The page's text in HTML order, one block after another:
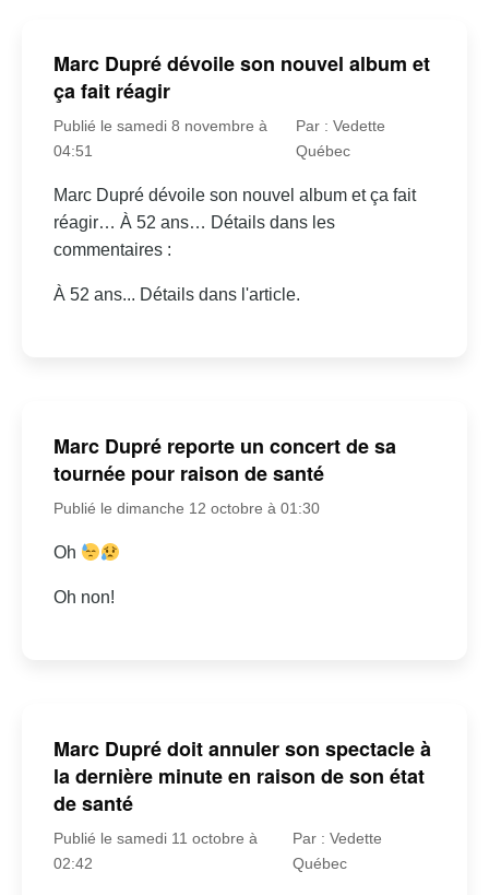
Marc Dupré dévoile son nouvel album et
ça fait réagir
Publié le samedi 8 novembre à
04:51
Par : Vedette
Québec
Marc Dupré dévoile son nouvel album et ça fait
réagir… À 52 ans… Détails dans les
commentaires :
À 52 ans... Détails dans l'article.
Marc Dupré reporte un concert de sa
tournée pour raison de santé
Publié le dimanche 12 octobre à 01:30
Oh
Oh non!
Marc Dupré doit annuler son spectacle à
la dernière minute en raison de son état
de santé
Publié le samedi 11 octobre à
02:42
Par : Vedette
Québec